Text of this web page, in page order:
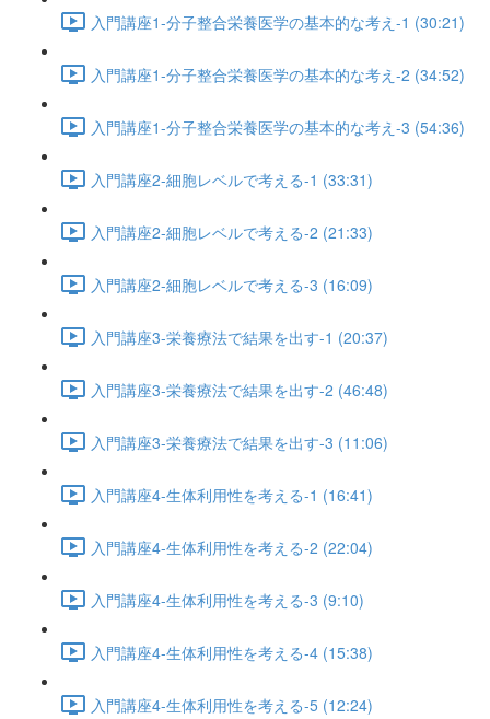
入門講座1-分子整合栄養医学の基本的な考え-1 (30:21)
入門講座1-分子整合栄養医学の基本的な考え-2 (34:52)
入門講座1-分子整合栄養医学の基本的な考え-3 (54:36)
入門講座2-細胞レベルで考える-1 (33:31)
入門講座2-細胞レベルで考える-2 (21:33)
入門講座2-細胞レベルで考える-3 (16:09)
入門講座3-栄養療法で結果を出す-1 (20:37)
入門講座3-栄養療法で結果を出す-2 (46:48)
入門講座3-栄養療法で結果を出す-3 (11:06)
入門講座4-生体利用性を考える-1 (16:41)
入門講座4-生体利用性を考える-2 (22:04)
入門講座4-生体利用性を考える-3 (9:10)
入門講座4-生体利用性を考える-4 (15:38)
入門講座4-生体利用性を考える-5 (12:24)